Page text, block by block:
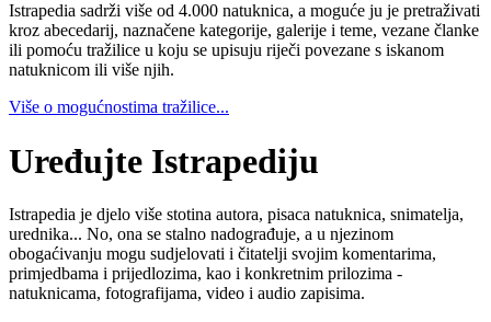
Istrapedia sadrži više od 4.000 natuknica, a moguće ju je pretraživati
kroz abecedarij, naznačene kategorije, galerije i teme, vezane članke
ili pomoću tražilice u koju se upisuju riječi povezane s iskanom
natuknicom ili više njih.
Više o mogućnostima tražilice...
Uređujte Istrapediju
Istrapedia je djelo više stotina autora, pisaca natuknica, snimatelja,
urednika... No, ona se stalno nadograđuje, a u njezinom
obogaćivanju mogu sudjelovati i čitatelji svojim komentarima,
primjedbama i prijedlozima, kao i konkretnim prilozima -
natuknicama, fotografijama, video i audio zapisima.